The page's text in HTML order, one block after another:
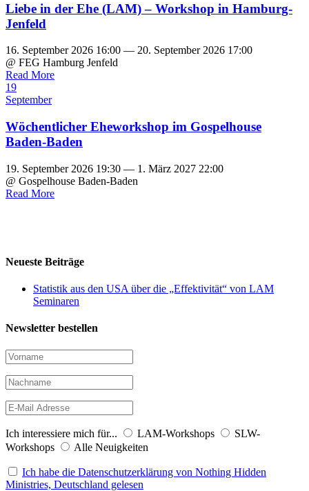
Liebe in der Ehe (LAM) – Workshop in Hamburg-
Jenfeld
16. September 2026 16:00 — 20. September 2026 17:00
@ FEG Hamburg Jenfeld
Read More
19
September
Wöchentlicher Eheworkshop im Gospelhouse
Baden-Baden
19. September 2026 19:30 — 1. März 2027 22:00
@ Gospelhouse Baden-Baden
Read More
Neueste Beiträge
Statistik aus den USA über die „Effektivität“ von LAM
Seminaren
Newsletter bestellen
Ich interessiere mich für... LAM-Workshops
SLW-
Workshops
Alle Neuigkeiten
Ich habe die Datenschutzerklärung von Nothing Hidden
Ministries, Deutschland gelesen